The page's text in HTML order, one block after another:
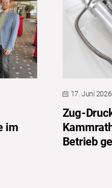
im
17. Juni 2026
Zug-
Betrieb